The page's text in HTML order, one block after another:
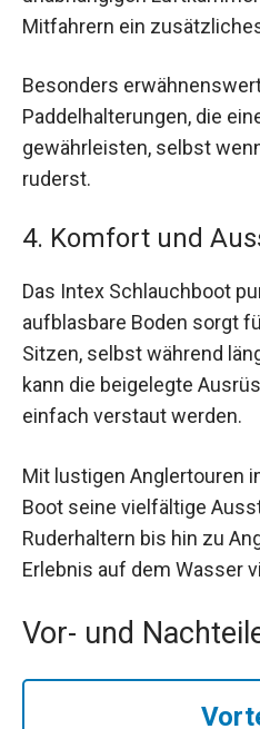
Mitfahrern ein
Besonders
Paddelhalterungen, die
gewährleisten, selbst
ruderst.
4. Komfort und
Das Intex Schlauchboot
aufblasbare Boden sorgt
Sitzen, selbst während
kann die beigelegte
einfach verstaut werden.
Mit lustigen Anglertouren
Boot seine vielfältige
Ruderhaltern bis hin zu
Erlebnis auf dem Wasser
Vor- und